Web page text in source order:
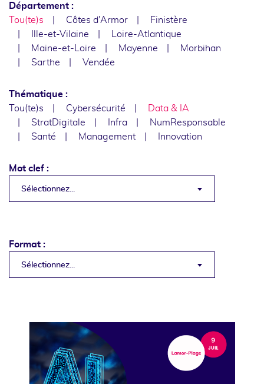
Département :
Tou(te)s
Côtes d'Armor
Finistère
Ille-et-Vilaine
Loire-Atlantique
Maine-et-Loire
Mayenne
Morbihan
Sarthe
Vendée
Thématique :
Tou(te)s
Cybersécurité
Data & IA
StratDigitale
Infra
NumResponsable
Santé
Management Innovation
Mot clef :
Sélectionnez...
Format :
Sélectionnez...